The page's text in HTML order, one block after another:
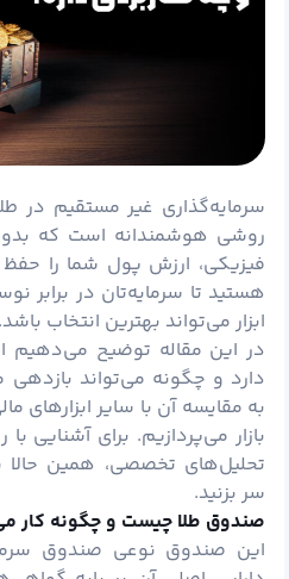
سرمایه‌گذاری غیر مستقیم در
روشی هوشمندانه است که
فیزیکی، ارزش پول شما را
هستید تا سرمایه‌تان در برابر
ابزار می‌تواند بهترین انتخاب باشد.
در این مقاله توضیح می‌دهیم
دارد و چگونه می‌تواند
به مقایسه آن با سایر ابزارهای
بازار می‌پردازیم. برای آشنایی
تحلیل‌های تخصصی، همین
سر بزنید.
صندوق طلا چیست و چگونه کار
این صندوق نوعی صندوق